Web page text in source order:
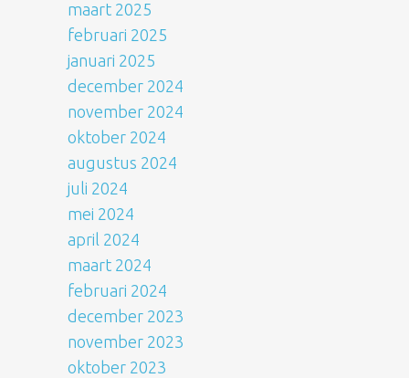
maart 2025
februari 2025
januari 2025
december 2024
november 2024
oktober 2024
augustus 2024
juli 2024
mei 2024
april 2024
maart 2024
februari 2024
december 2023
november 2023
oktober 2023